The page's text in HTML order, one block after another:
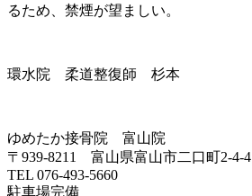
るため、禁煙が望ましい。
環水院 柔道整復師 杉本
ゆめたか接骨院 富山院
〒939-8211 富山県富山市二口町2-4-4
TEL 076-493-5660
駐車場完備